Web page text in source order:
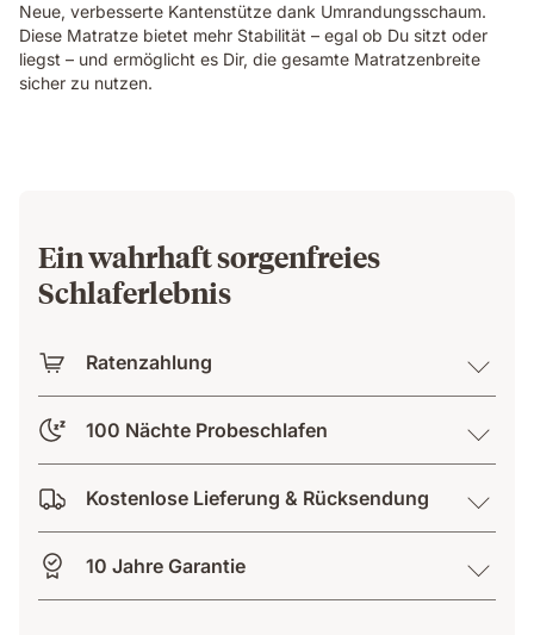
Neue, verbesserte Kantenstütze dank Umrandungsschaum.
Diese Matratze bietet mehr Stabilität – egal ob Du sitzt oder
liegst – und ermöglicht es Dir, die gesamte Matratzenbreite
sicher zu nutzen.
Ein wahrhaft sorgenfreies
Schlaferlebnis
Ratenzahlung
100 Nächte Probeschlafen
Kostenlose Lieferung & Rücksendung
10 Jahre Garantie